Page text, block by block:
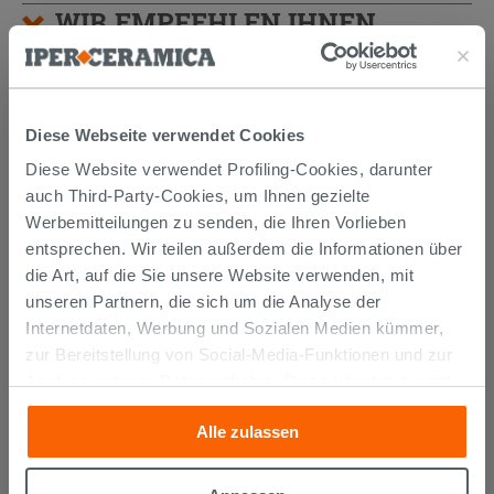
Diese Webseite verwendet Cookies
Diese Website verwendet Profiling-Cookies, darunter
auch Third-Party-Cookies, um Ihnen gezielte
Werbemitteilungen zu senden, die Ihren Vorlieben
entsprechen. Wir teilen außerdem die Informationen über
die Art, auf die Sie unsere Website verwenden, mit
unseren Partnern, die sich um die Analyse der
Internetdaten, Werbung und Sozialen Medien kümmer,
zur Bereitstellung von Social-Media-Funktionen und zur
anderen Informationen, die Sie ihnen geliefert haben oder
die sie aufgrund Ihrer Verwendung ihrer Dienste
gesammelt haben, kombinieren. Falls Sie mehr wissen
möchten oder Ihre Zustimmung zu allen oder einigen
Alle zulassen
WIR EMPFEHLEN IHNEN
AUCH…
STÜTZBÜGELPAAR PROTEO FÜR
PLATTE